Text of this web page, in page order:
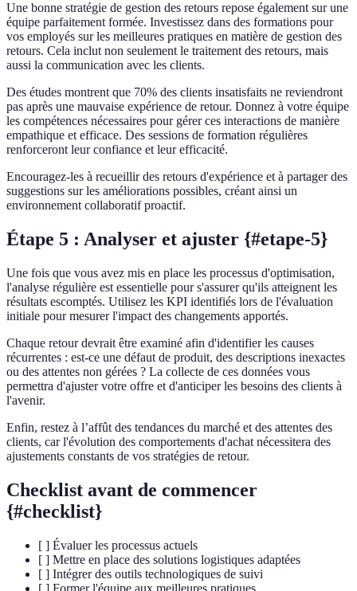
Une bonne stratégie de gestion des retours repose également sur une
équipe parfaitement formée. Investissez dans des formations pour
vos employés sur les meilleures pratiques en matière de gestion des
retours. Cela inclut non seulement le traitement des retours, mais
aussi la communication avec les clients.
Des études montrent que 70% des clients insatisfaits ne reviendront
pas après une mauvaise expérience de retour. Donnez à votre équipe
les compétences nécessaires pour gérer ces interactions de manière
empathique et efficace. Des sessions de formation régulières
renforceront leur confiance et leur efficacité.
Encouragez-les à recueillir des retours d'expérience et à partager des
suggestions sur les améliorations possibles, créant ainsi un
environnement collaboratif proactif.
Étape 5 : Analyser et ajuster {#etape-5}
Une fois que vous avez mis en place les processus d'optimisation,
l'analyse régulière est essentielle pour s'assurer qu'ils atteignent les
résultats escomptés. Utilisez les KPI identifiés lors de l'évaluation
initiale pour mesurer l'impact des changements apportés.
Chaque retour devrait être examiné afin d'identifier les causes
récurrentes : est-ce une défaut de produit, des descriptions inexactes
ou des attentes non gérées ? La collecte de ces données vous
permettra d'ajuster votre offre et d'anticiper les besoins des clients à
l'avenir.
Enfin, restez à l’affût des tendances du marché et des attentes des
clients, car l'évolution des comportements d'achat nécessitera des
ajustements constants de vos stratégies de retour.
Checklist avant de commencer
{#checklist}
[ ] Évaluer les processus actuels
[ ] Mettre en place des solutions logistiques adaptées
[ ] Intégrer des outils technologiques de suivi
[ ] Former l'équipe aux meilleures pratiques